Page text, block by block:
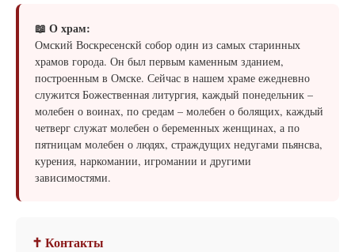
📖 О храм:
Омский Воскресенскй собор один из самых старинных
храмов города. Он был первым каменным зданием,
построенным в Омске. Сейчас в нашем храме ежедневно
служится Божественная литургия, каждый понедельник –
молебен о воинах, по средам – молебен о болящих, каждый
четверг служат молебен о беременных женщинах, а по
пятницам молебен о людях, страждущих недугами пьянсва,
курения, наркомании, игромании и другими
зависимостями.
✝ Контакты